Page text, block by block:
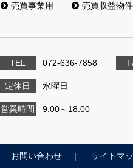
売買事業用 売買収益物件
TEL 072-636-7858
定休日 水曜日
営業時間 9:00～18:00
お問い合わせ サイトマ